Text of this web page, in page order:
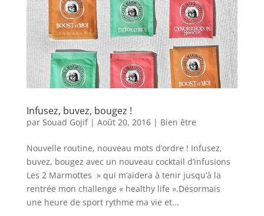
Infusez, buvez, bougez !
par Souad Gojif| Août 20, 2016| Bien être
Nouvelle routine, nouveau mots d’ordre ! Infusez,
buvez, bougez avec un nouveau cocktail d’infusions
Les 2 Marmottes » qui m’aidera à tenir jusqu’à la
rentrée mon challenge « healthy life ».Désormais
une heure de sport rythme ma vie et...